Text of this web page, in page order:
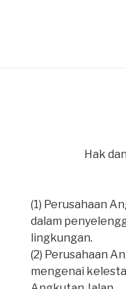
Hak
(1) Perusahaan
dalam
lingkungan.
(2) Perusahaan
mengenai